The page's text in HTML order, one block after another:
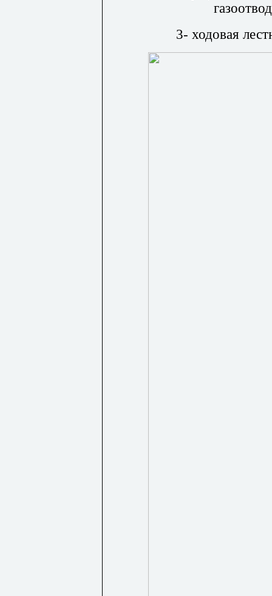
3- ходовая